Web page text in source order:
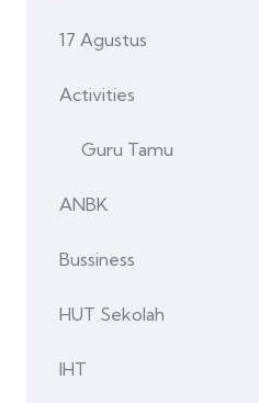
17 Agustus
Activities
Guru Tamu
ANBK
Bussiness
HUT Sekolah
IHT